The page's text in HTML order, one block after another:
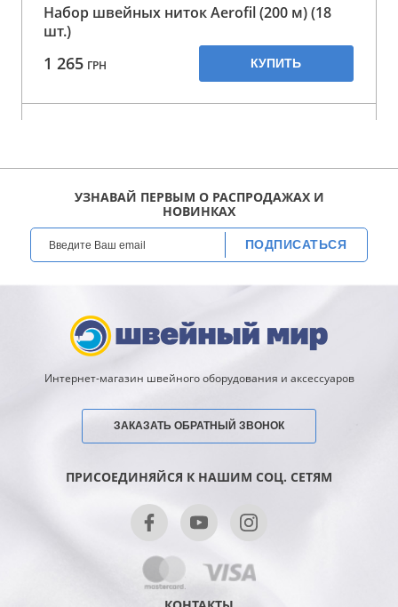
Набор швейных ниток Aerofil (200 м) (18
шт.)
1 265 ГРН КУПИТЬ
УЗНАВАЙ ПЕРВЫМ О РАСПРОДАЖАХ И
НОВИНКАХ
ПОДПИСАТЬСЯ
Интернет-магазин швейного оборудования и аксессуаров
ЗАКАЗАТЬ ОБРАТНЫЙ ЗВОНОК
ПРИСОЕДИНЯЙСЯ К НАШИМ СОЦ. СЕТЯМ